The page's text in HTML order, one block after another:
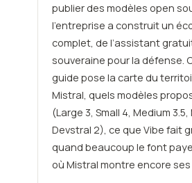
publier des modèles open
l’entreprise a construit un
complet, de l’assistant
souveraine pour la défense.
guide pose la carte du
Mistral, quels modèles
(Large 3, Small 4, Medium
Devstral 2), ce que Vibe fait
quand beaucoup le font
où Mistral montre encore ses